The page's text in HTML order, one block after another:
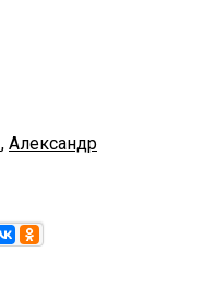
, Александр